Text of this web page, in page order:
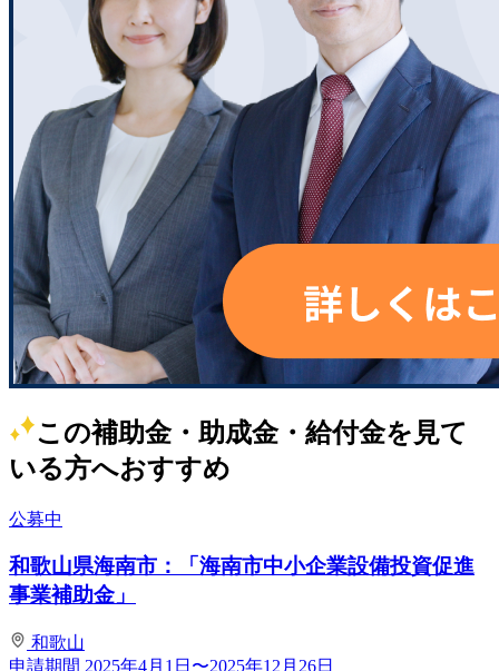
この補助金・助成金・給付金を見て
いる方へおすすめ
公募中
和歌山県海南市：「海南市中小企業設備投資促進
事業補助金」
和歌山
申請期間 2025年4月1日〜2025年12月26日